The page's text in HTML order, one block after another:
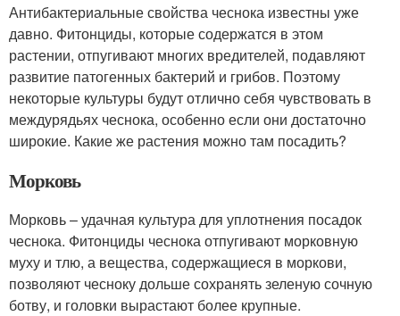
Антибактериальные свойства чеснока известны уже
давно. Фитонциды, которые содержатся в этом
растении, отпугивают многих вредителей, подавляют
развитие патогенных бактерий и грибов. Поэтому
некоторые культуры будут отлично себя чувствовать в
междурядьях чеснока, особенно если они достаточно
широкие. Какие же растения можно там посадить?
Морковь
Морковь – удачная культура для уплотнения посадок
чеснока. Фитонциды чеснока отпугивают морковную
муху и тлю, а вещества, содержащиеся в моркови,
позволяют чесноку дольше сохранять зеленую сочную
ботву, и головки вырастают более крупные.